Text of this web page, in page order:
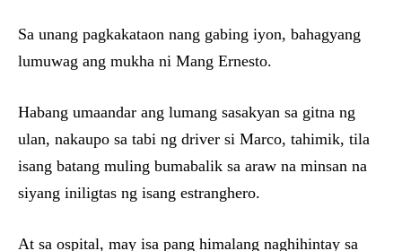
Sa unang pagkakataon nang gabing iyon, bahagyang
lumuwag ang mukha ni Mang Ernesto.
Habang umaandar ang lumang sasakyan sa gitna ng
ulan, nakaupo sa tabi ng driver si Marco, tahimik, tila
isang batang muling bumabalik sa araw na minsan na
siyang iniligtas ng isang estranghero.
At sa ospital, may isa pang himalang naghihintay sa